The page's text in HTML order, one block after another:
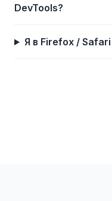
DevTools?
Я в Firefox /